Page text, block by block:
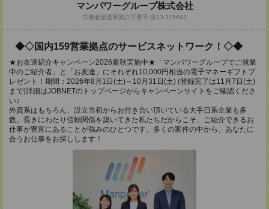
マンパワーグループ株式会社
労働者派遣事業許可番号:派13-315642
◆◇国内159営業拠点のサービスネットワーク！◇◆
★お友達紹介キャンペーン2026夏秋実施中★「マンパワーグループでご就業
中のご紹介者」と「お友達」にそれぞれ10,000円相当の電子マネーギフトプ
レゼント！期間：2026年8月1日(土)～10月31日(土) (登録完了は11月7日(土)
まで)詳細はJOBNETのトップページからキャンペーンサイトをご確認くださ
い♪
外資系はもちろん、設立当初からお付き合い頂いている大手日系企業も多
数。長きにわたり信頼関係を築いてきた私たちだからこそ、ご紹介できるお
仕事が豊富にあることが強みのひとつです。多くの案件の中から、あなたに
合うお仕事をお探しします！